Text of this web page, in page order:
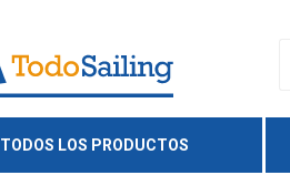
TODOS LOS PRODUCTOS